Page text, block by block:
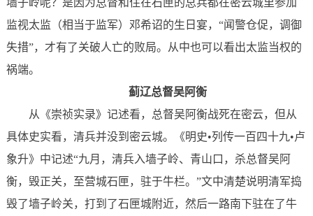
墙子岭呢？是因为总督和住在石匣的总兵都在密云城里参加
监视太监（相当于监军）邓希诏的生日宴，“闻警仓促，调御
失措”，才有了关破人亡的败局。从中也可以看出太监当权的
祸端。
蓟辽总督吴阿衡
从《崇祯实录》记述看，总督吴阿衡战死在密云，但从
具体史实看，清兵并没到密云城。《明史•列传一百四十九•卢
象升》中记述“九月，清兵入墙子岭、青山口，杀总督吴阿
衡，毁正关，至营城石匣，驻于牛栏。”文中清楚说明清军捣
毁了墙子岭关，打到了石匣城附近，然后一路南下驻在了牛